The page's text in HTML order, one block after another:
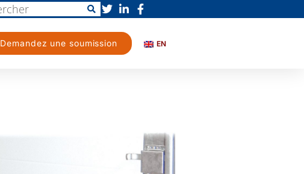
Demandez une soumission EN